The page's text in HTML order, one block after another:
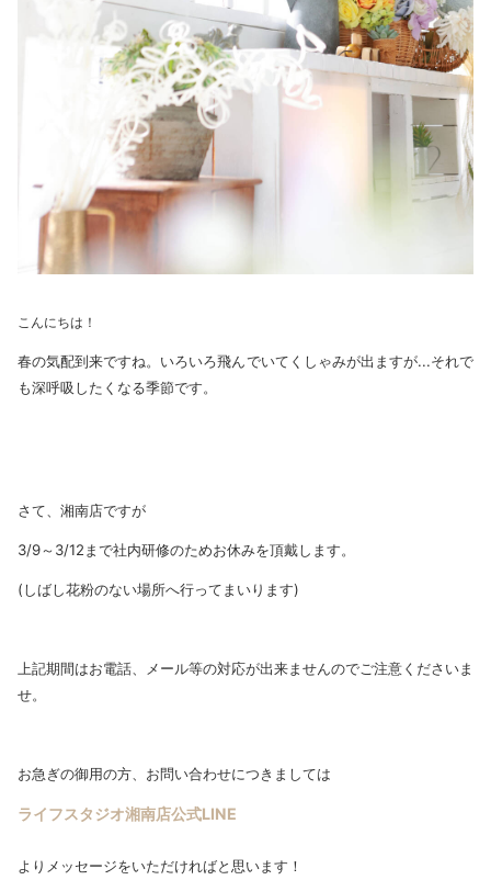
こんにちは！
春の気配到来ですね。いろいろ飛んでいてくしゃみが出ますが...それで
も深呼吸したくなる季節です。
さて、湘南店ですが
3/9～3/12まで社内研修のためお休みを頂戴します。
(しばし花粉のない場所へ行ってまいります)
上記期間はお電話、メール等の対応が出来ませんのでご注意くださいま
せ。
お急ぎの御用の方、お問い合わせにつきましては
ライフスタジオ湘南店公式LINE
よりメッセージをいただければと思います！